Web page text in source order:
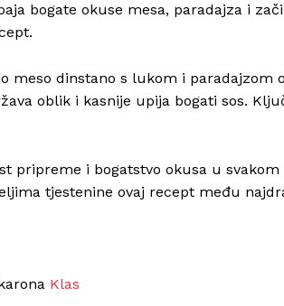
bogate okuse mesa, paradajza i
meso dinstano s lukom i paradajzom
oblik i kasnije upija bogati sos.
pripreme i bogatstvo okusa u
tjestenine ovaj recept među
Klas